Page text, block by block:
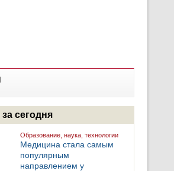
сегодня
Образование, наука, технологии
Медицина стала самым
популярным
направлением у